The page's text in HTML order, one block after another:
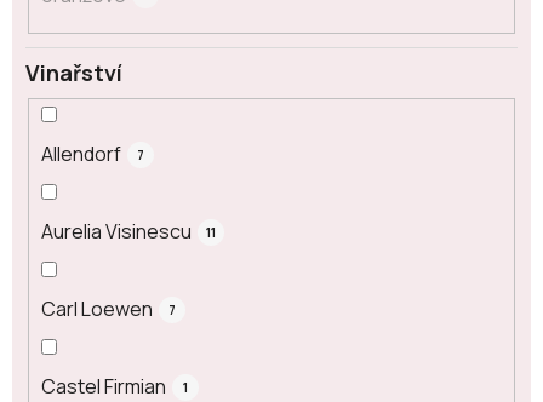
Vinařství
Allendorf 7
Aurelia Visinescu 11
Carl Loewen 7
Castel Firmian 1